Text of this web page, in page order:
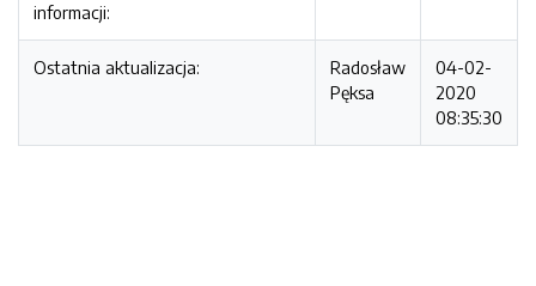
informacji:
Ostatnia aktualizacja:
Radosław
Pęksa
04-02-
2020
08:35:30